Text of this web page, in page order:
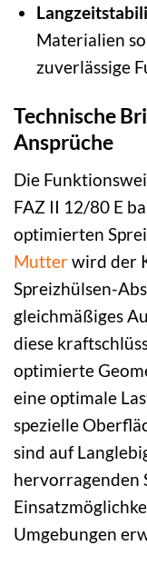
Materialien
zuverlässige
Technische
Ansprüche
Die
FAZ II 12/80 E
optimierten
Mutterwird der
Spreizhülsen-
gleichmäßiges
diese
optimierte
eine optimale
spezielle
sind auf
hervorragenden
Umgebungen